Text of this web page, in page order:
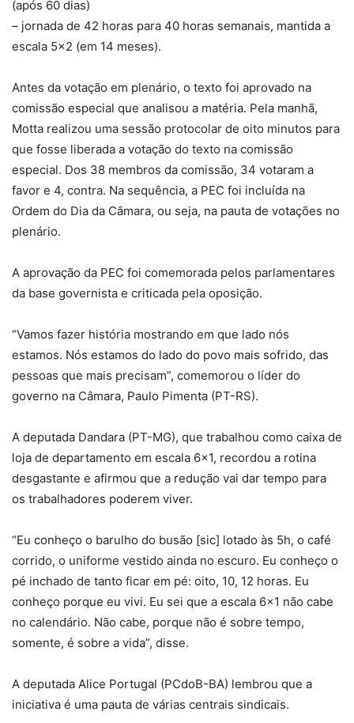
(após 60 dias)
– jornada de 42 horas para 40 horas semanais, mantida a
escala 5×2 (em 14 meses).
Antes da votação em plenário, o texto foi aprovado na
comissão especial que analisou a matéria. Pela manhã,
Motta realizou uma sessão protocolar de oito minutos para
que fosse liberada a votação do texto na comissão
especial. Dos 38 membros da comissão, 34 votaram a
favor e 4, contra. Na sequência, a PEC foi incluída na
Ordem do Dia da Câmara, ou seja, na pauta de votações no
plenário.
A aprovação da PEC foi comemorada pelos parlamentares
da base governista e criticada pela oposição.
“Vamos fazer história mostrando em que lado nós
estamos. Nós estamos do lado do povo mais sofrido, das
pessoas que mais precisam”, comemorou o líder do
governo na Câmara, Paulo Pimenta (PT-RS).
A deputada Dandara (PT-MG), que trabalhou como caixa de
loja de departamento em escala 6×1, recordou a rotina
desgastante e afirmou que a redução vai dar tempo para
os trabalhadores poderem viver.
“Eu conheço o barulho do busão [sic] lotado às 5h, o café
corrido, o uniforme vestido ainda no escuro. Eu conheço o
pé inchado de tanto ficar em pé: oito, 10, 12 horas. Eu
conheço porque eu vivi. Eu sei que a escala 6×1 não cabe
no calendário. Não cabe, porque não é sobre tempo,
somente, é sobre a vida”, disse.
A deputada Alice Portugal (PCdoB-BA) lembrou que a
iniciativa é uma pauta de várias centrais sindicais.